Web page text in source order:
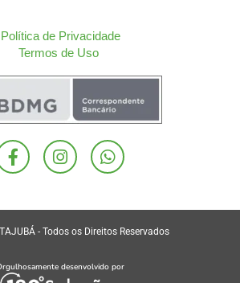
Política de Privacidade
Termos de Uso
F
a
b
o
k
I
n
a
g
a
W
h
s
a
p
- Todos os Direitos Reservados
desenvolvido por